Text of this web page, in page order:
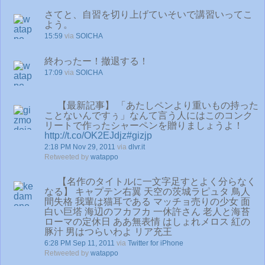
さてと、自習を切り上げていそいで講習いってこ
よう。
15:59 via SOICHA
終わったー！撤退する！
17:09 via SOICHA
【最新記事】 「あたしペンより重いもの持った
ことないんですぅ」なんて言う人にはこのコンク
リートで作ったシャーペンを贈りましょうよ！
http://t.co/OK2EJdjz#gizjp
2:18 PM Nov 29, 2011 via dlvr.it
Retweeted by watappo
【名作のタイトルに一文字足すとよく分らなく
なる】 キャプテン右翼 天空の茨城ラピュタ 鳥人
間失格 我輩は猫耳である マッチョ売りの少女 面
白い巨塔 海辺のフカフカ 一休許さん 老人と海苔
ローマの定休日 ああ無表情 はしょれメロス 紅の
豚汁 男はつらいわよ リア充王
6:28 PM Sep 11, 2011 via Twitter for iPhone
Retweeted by watappo